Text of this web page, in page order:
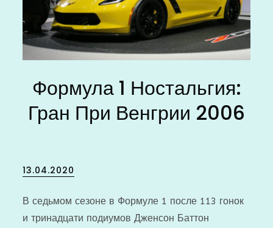
Формула 1 Ностальгия:
Гран При Венгрии 2006
Posted
13.04.2020
В седьмом сезоне в Формуле 1 после 113 гонок
и тринадцати подиумов Дженсон Баттон